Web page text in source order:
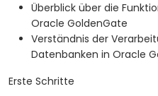
Überblick über die
Oracle GoldenGate
Verständnis der
Datenbanken in Oracle
Erste Schritte